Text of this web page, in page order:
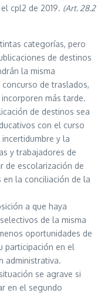
cpl2 de 2019. (Art. 28.2
categorías, pero
de destinos
la misma
de traslados,
más tarde.
de destinos sea
con el curso
y la
y trabajadores de
de escolarización de
en la conciliación de la
a que haya
de la misma
oportunidades de
participación en el
administrativa.
se agrave si
en el segundo